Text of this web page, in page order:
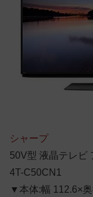
シャープ
50V型 液晶テレビ
4T-C50CN1
▼本体:幅 112.6×